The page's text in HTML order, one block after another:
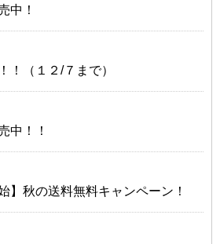
中！
！（１２/７まで）
中！！
】秋の送料無料キャンペーン！